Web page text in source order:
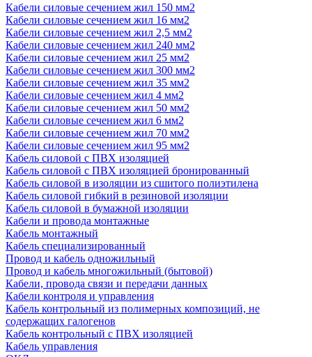
Кабели силовые сечением жил 150 мм2
Кабели силовые сечением жил 16 мм2
Кабели силовые сечением жил 2,5 мм2
Кабели силовые сечением жил 240 мм2
Кабели силовые сечением жил 25 мм2
Кабели силовые сечением жил 300 мм2
Кабели силовые сечением жил 35 мм2
Кабели силовые сечением жил 4 мм2
Кабели силовые сечением жил 50 мм2
Кабели силовые сечением жил 6 мм2
Кабели силовые сечением жил 70 мм2
Кабели силовые сечением жил 95 мм2
Кабель силовой с ПВХ изоляцией
Кабель силовой с ПВХ изоляцией бронированный
Кабель силовой в изоляции из сшитого полиэтилена
Кабель силовой гибкий в резиновой изоляции
Кабель силовой в бумажной изоляции
Кабели и провода монтажные
Кабель монтажный
Кабель специализированный
Провод и кабель одножильный
Провод и кабель многожильный (бытовой)
Кабели, провода связи и передачи данных
Кабели контроля и управления
Кабель контрольный из полимерных композиций, не
содержащих галогенов
Кабель контрольный с ПВХ изоляцией
Кабель управления